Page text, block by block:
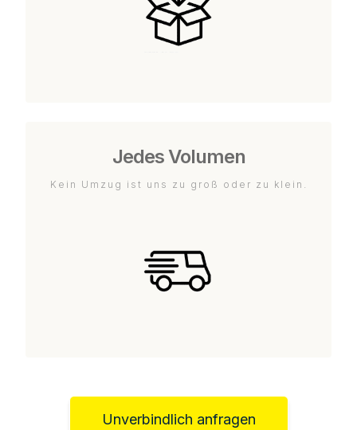
Jedes Volumen
Kein Umzug ist uns zu groß oder zu klein.
Unverbindlich anfragen